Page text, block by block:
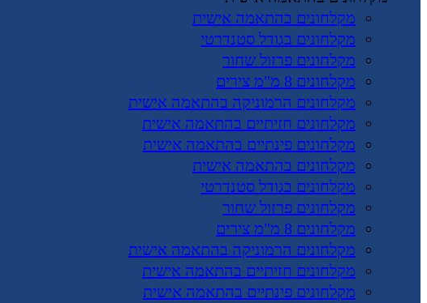
מקלחונים בהתאמה אישית
מקלחונים בגודל סטנדרטי
מקלחונים פרזול שחור
מקלחונים 8 מ"מ צירים
מקלחונים הרמוניקה בהתאמה אישית
מקלחונים חזיתיים בהתאמה אישית
מקלחונים פינתיים בהתאמה אישית
מקלחונים בהתאמה אישית
מקלחונים בגודל סטנדרטי
מקלחונים פרזול שחור
מקלחונים 8 מ"מ צירים
מקלחונים הרמוניקה בהתאמה אישית
מקלחונים חזיתיים בהתאמה אישית
מקלחונים פינתיים בהתאמה אישית